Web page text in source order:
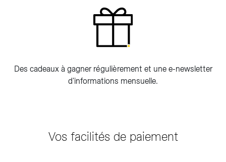
Des cadeaux à gagner régulièrement et une e-newsletter
d'informations mensuelle.
Vos facilités de paiement